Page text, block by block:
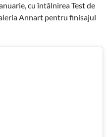
cu întâlnirea Test de
Annart pentru finisajul